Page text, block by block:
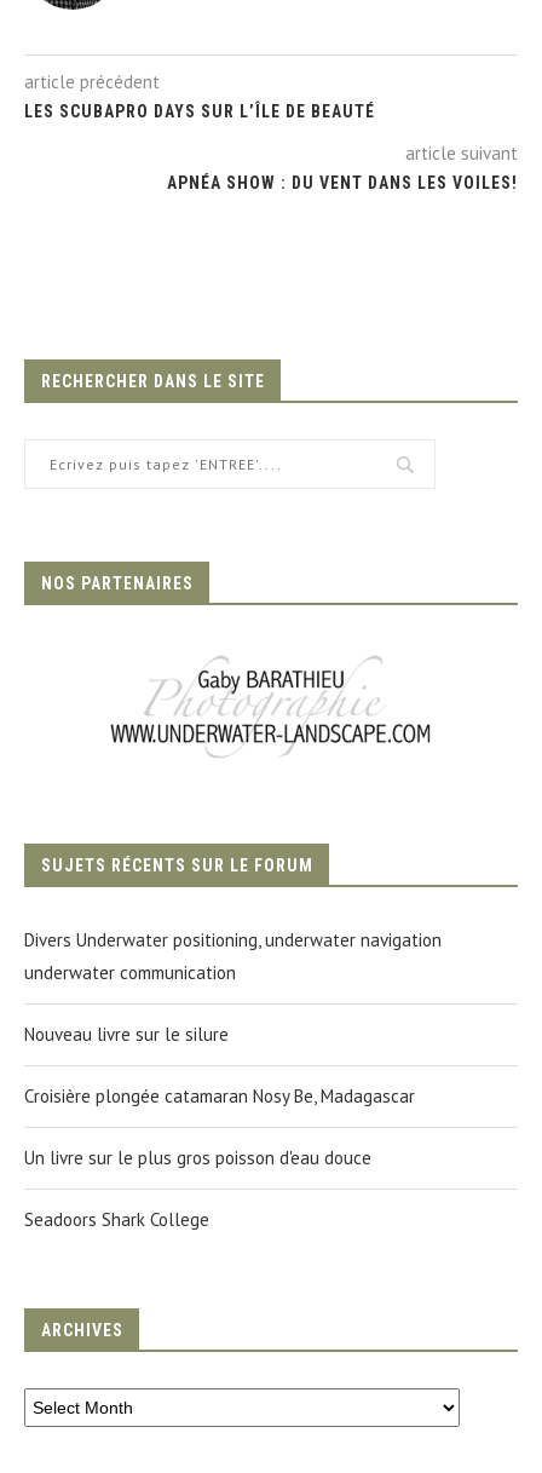
article précédent
LES SCUBAPRO DAYS SUR L’ÎLE DE BEAUTÉ
article suivant
APNÉA SHOW : DU VENT DANS LES VOILES!
RECHERCHER DANS LE SITE
NOS PARTENAIRES
SUJETS RÉCENTS SUR LE FORUM
Divers Underwater positioning, underwater navigation
underwater communication
Nouveau livre sur le silure
Croisière plongée catamaran Nosy Be, Madagascar
Un livre sur le plus gros poisson d'eau douce
Seadoors Shark College
ARCHIVES